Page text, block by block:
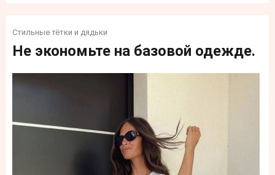
Стильные тётки и дядьки
Не экономьте на базовой одежде.